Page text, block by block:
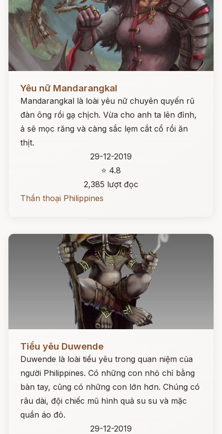
Yêu nữ Mandarangkal
Mandarangkal là loài yêu nữ chuyên quyến rũ
đàn ông rồi gạ chịch. Vừa cho anh ta lên đỉnh,
ả sẽ mọc răng và càng sắc lẹm cắt cổ rồi ăn
thịt.
29-12-2019
⭐ 4.8
2,385 lượt đọc
Thần thoại Philippines
Đọc ngay
Tiểu yêu Duwende
Duwende là loài tiểu yêu trong quan niệm của
người Philippines. Có những con nhỏ chỉ bằng
bàn tay, cũng có những con lớn hơn. Chúng có
râu dài, đội chiếc mũ hình quả su su và mặc
quần áo đỏ.
29-12-2019